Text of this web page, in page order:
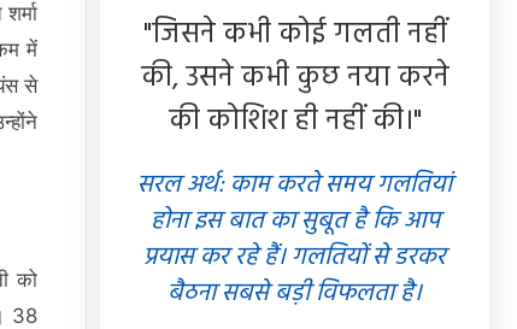
में
से
को
38
"जिसने कभी कोई गलती नहीं
की, उसने कभी कुछ नया करने
की कोशिश ही नहीं की।"
सरल अर्थ: काम करते समय गलतियां
होना इस बात का सुबूत है कि आप
प्रयास कर रहे हैं। गलतियों से डरकर
बैठना सबसे बड़ी विफलता है।